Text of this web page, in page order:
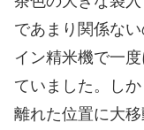
であまり関係な
イン精米機で一
ていました。し
離れた位置に大